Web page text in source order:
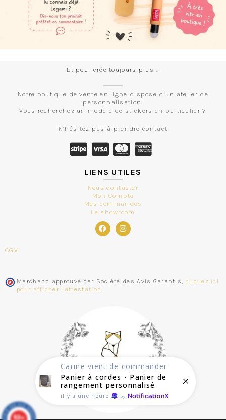
Et pour crée toujours plus …
Notre boutique de vente en ligne dispose d’un atelier de
personnalisation.
Vous recherchez un modèle de stickers en particulier ?
N’hésitez pas à prendre contact
LIENS UTILES
Nous contacter
Mon Compte
Mes commandes
Le showroom
CGV
Marchand approuvé par Société des Avis Garantis, cliquez ici
pour afficher l'attestation
Carine vient de commander
Panier à cordes - Panier de
rangement personnalisé
il y a une heure by
9.3/10